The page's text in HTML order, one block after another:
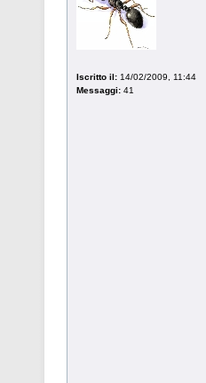
Iscritto il: 14/02/2009, 11:44
Messaggi: 41